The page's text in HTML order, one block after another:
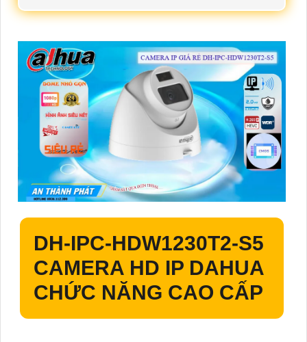
DH-IPC-HDW1230T2-S5
CAMERA HD IP DAHUA
CHỨC NĂNG CAO CẤP